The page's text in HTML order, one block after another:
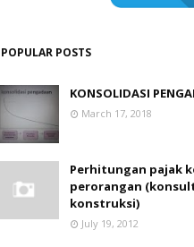
POPULAR POSTS
KONSOLIDASI
March 17, 2018
Perhitungan pajak
perorangan
konstruksi)
July 19, 2012